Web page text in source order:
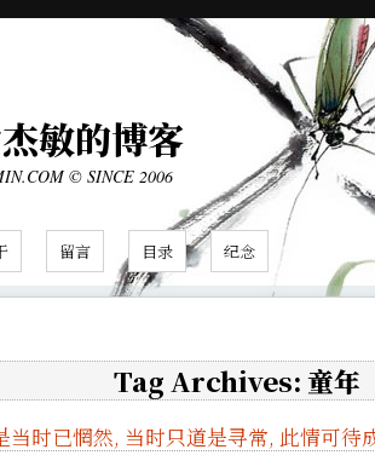
敏的博客
© SINCE 2006
留言 目录 纪念
Tag Archives: 童年
当时已惘然, 当时只道是寻常, 此情可待